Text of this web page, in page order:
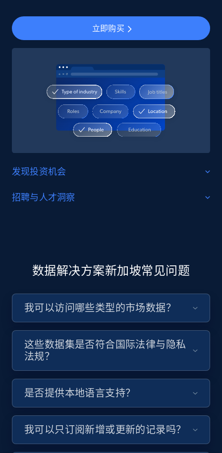
立即购买
发现投资机会
评估企业增长与行业趋势，以数据驱动决策。对冲基
立即购买
招聘与人才洞察
数据解决方案新加坡常见问题
我可以访问哪些类型的市场数据？
这些数据集是否符合国际法律与隐私
法规？
是否提供本地语言支持？
我可以只订阅新增或更新的记录吗？